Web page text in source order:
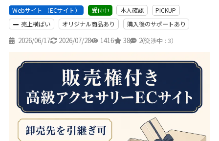
Webサイト （ECサイト） 受付中 本人確認
PICKUP
売上横ばい
オリジナル商品あり 購入後のサポートあり
2026/06/17 2026/07/28 1416 38 27
（交渉中 : 3）